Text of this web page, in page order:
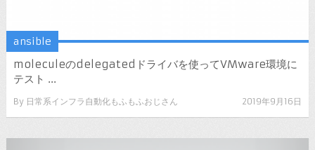
ansible
moleculeのdelegatedドライバを使ってVMware環境に
テスト ...
By 日常系インフラ自動化もふもふおじさん 2019年9月16日